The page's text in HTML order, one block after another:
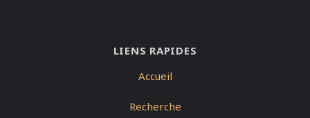
LIENS RAPIDES
Accueil
Recherche